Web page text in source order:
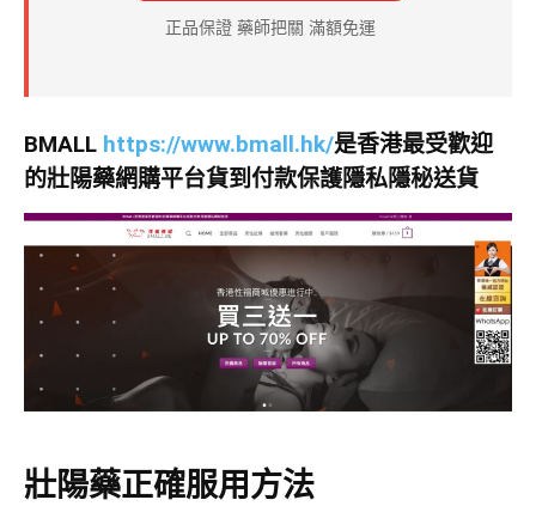
正品保證 藥師把關 滿額免運
BMALL https://www.bmall.hk/是香港最受歡迎
的壯陽藥網購平台貨到付款保護隱私隱秘送貨
壯陽藥正確服用方法